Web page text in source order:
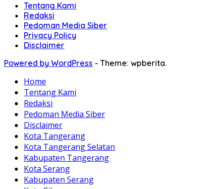
Tentang Kami
Redaksi
Pedoman Media Siber
Privacy Policy
Disclaimer
Powered by WordPress - Theme: wpberita.
Home
Tentang Kami
Redaksi
Pedoman Media Siber
Disclaimer
Kota Tangerang
Kota Tangerang Selatan
Kabupaten Tangerang
Kota Serang
Kabupaten Serang